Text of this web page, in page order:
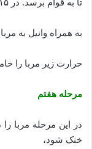
تا به قوام برسد. در ۱۵ دقیقه پایان زعفران دم کرده را ،
به همراه وانیل به
حرارت زیر مربا را
مرحله هفتم
در این مرحله مربا
خنک شود،